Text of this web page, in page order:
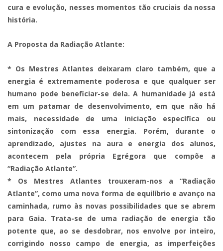
cura e evolução, nesses momentos tão cruciais da nossa
história.
A Proposta da Radiação Atlante:
* Os Mestres Atlantes deixaram claro também, que a
energia é extremamente poderosa e que qualquer ser
humano pode beneficiar-se dela. A humanidade já está
em um patamar de desenvolvimento, em que não há
mais, necessidade de uma iniciação específica ou
sintonização com essa energia. Porém, durante o
aprendizado, ajustes na aura e energia dos alunos,
acontecem pela própria Egrégora que compõe a
“Radiação Atlante”.
* Os Mestres Atlantes trouxeram-nos a “Radiação
Atlante”, como uma nova forma de equilíbrio e avanço na
caminhada, rumo às novas possibilidades que se abrem
para Gaia. Trata-se de uma radiação de energia tão
potente que, ao se desdobrar, nos envolve por inteiro,
corrigindo nosso campo de energia, as imperfeições